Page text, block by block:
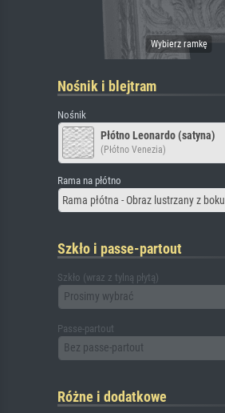
Nośnik i blejtram
Nośnik
Płótno Leonardo (satyna)
(Płótno Venezia)
Rama na płótno
Rama płótna - Obraz lustrzany z boku
Szkło i passe-partout
Szkło (wraz z tylną płytą)
Prosimy wybrać
Passe-partout
Bez passe-partout
Różne i dodatkowe